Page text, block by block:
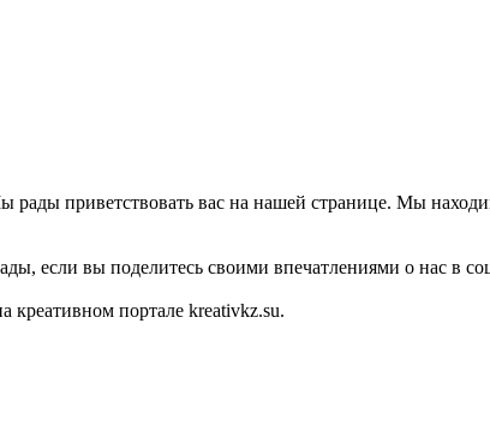
приветствовать вас на нашей странице. Мы
если вы поделитесь своими впечатлениями о нас в
портале kreativkz.su.